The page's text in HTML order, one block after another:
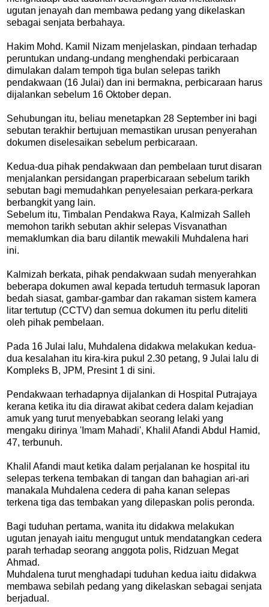
ugutan jenayah dan membawa pedang yang dikelaskan
sebagai senjata berbahaya.
Hakim Mohd. Kamil Nizam menjelaskan, pindaan terhadap
peruntukan undang-undang menghendaki perbicaraan
dimulakan dalam tempoh tiga bulan selepas tarikh
pendakwaan (16 Julai) dan ini bermakna, perbicaraan harus
dijalankan sebelum 16 Oktober depan.
Sehubungan itu, beliau menetapkan 28 September ini bagi
sebutan terakhir bertujuan memastikan urusan penyerahan
dokumen diselesaikan sebelum perbicaraan.
Kedua-dua pihak pendakwaan dan pembelaan turut disaran
menjalankan persidangan praperbicaraan sebelum tarikh
sebutan bagi memudahkan penyelesaian perkara-perkara
berbangkit yang lain.
Sebelum itu, Timbalan Pendakwa Raya, Kalmizah Salleh
memohon tarikh sebutan akhir selepas Visvanathan
memaklumkan dia baru dilantik mewakili Muhdalena hari
ini.
Kalmizah berkata, pihak pendakwaan sudah menyerahkan
beberapa dokumen awal kepada tertuduh termasuk laporan
bedah siasat, gambar-gambar dan rakaman sistem kamera
litar tertutup (CCTV) dan semua dokumen itu perlu diteliti
oleh pihak pembelaan.
Pada 16 Julai lalu, Muhdalena didakwa melakukan kedua-
dua kesalahan itu kira-kira pukul 2.30 petang, 9 Julai lalu di
Kompleks B, JPM, Presint 1 di sini.
Pendakwaan terhadapnya dijalankan di Hospital Putrajaya
kerana ketika itu dia dirawat akibat cedera dalam kejadian
amuk yang turut menyebabkan seorang lelaki yang
mengaku dirinya 'Imam Mahadi', Khalil Afandi Abdul Hamid,
47, terbunuh.
Khalil Afandi maut ketika dalam perjalanan ke hospital itu
selepas terkena tembakan di tangan dan bahagian ari-ari
manakala Muhdalena cedera di paha kanan selepas
terkena tiga das tembakan yang dilepaskan polis peronda.
Bagi tuduhan pertama, wanita itu didakwa melakukan
ugutan jenayah iaitu mengugut untuk mendatangkan cedera
parah terhadap seorang anggota polis, Ridzuan Megat
Ahmad.
Muhdalena turut menghadapi tuduhan kedua iaitu didakwa
membawa sebilah pedang yang dikelaskan sebagai senjata
berjadual.